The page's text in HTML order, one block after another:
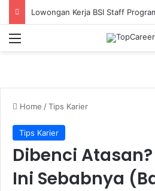
Menu
Home /Tips Karier
Tips Karier
Dibenci
Ini Sebabnya